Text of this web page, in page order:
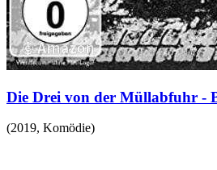
Die Drei von der Müllabfuhr -
(2019, Komödie)